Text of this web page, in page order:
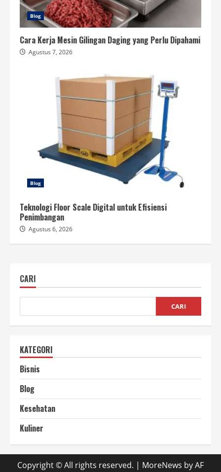
Blog
Cara Kerja Mesin Gilingan Daging yang Perlu Dipahami
Agustus 7, 2026
Blog
Teknologi Floor Scale Digital untuk Efisiensi
Penimbangan
Agustus 6, 2026
CARI
CARI
KATEGORI
Bisnis
Blog
Kesehatan
Kuliner
Copyright © All rights reserved. | MoreNews by AF